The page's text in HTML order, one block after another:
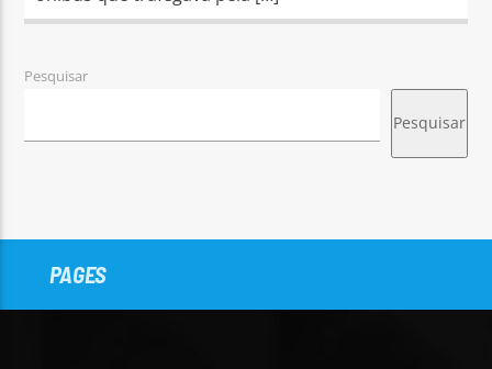
Pesquisar
Pesquisar
PAGES